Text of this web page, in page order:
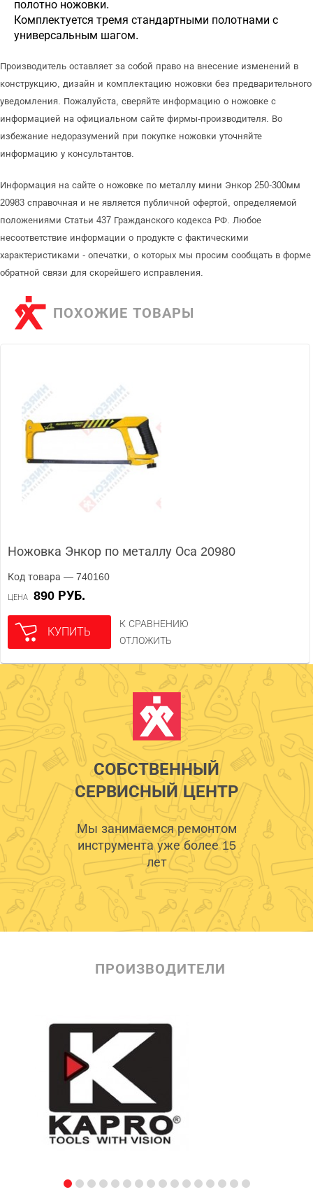
полотно ножовки.
Комплектуется тремя стандартными полотнами с
универсальным шагом.
Производитель оставляет за собой право на внесение изменений в
конструкцию, дизайн и комплектацию ножовки без предварительного
уведомления. Пожалуйста, сверяйте информацию о ножовке с
информацией на официальном сайте фирмы-производителя. Во
избежание недоразумений при покупке ножовки уточняйте
информацию у консультантов.
Информация на сайте о ножовке по металлу мини Энкор 250-300мм
20983 справочная и не является публичной офертой, определяемой
положениями Статьи 437 Гражданского кодекса РФ. Любое
несоответствие информации о продукте с фактическими
характеристиками - опечатки, о которых мы просим сообщать в форме
обратной связи для скорейшего исправления.
ПОХОЖИЕ ТОВАРЫ
Ножовка Энкор по металлу Оса 20980
Код товара — 740160
ЦЕНА 890 РУБ.
КУПИТЬ
К СРАВНЕНИЮ
ОТЛОЖИТЬ
СОБСТВЕННЫЙ
СЕРВИСНЫЙ ЦЕНТР
Мы занимаемся ремонтом
инструмента уже более 15
лет
ПРОИЗВОДИТЕЛИ